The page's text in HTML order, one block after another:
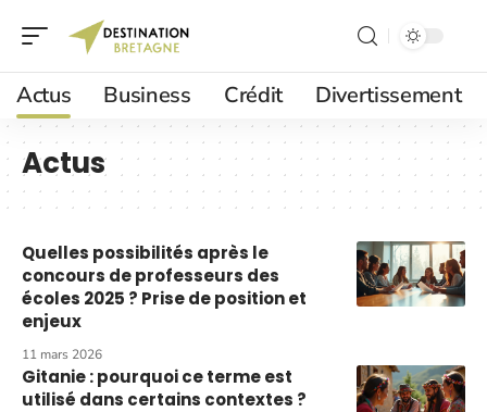
Actus Business Crédit Divertissement
Actus
Quelles possibilités après le
concours de professeurs des
écoles 2025 ? Prise de position et
enjeux
11 mars 2026
Gitanie : pourquoi ce terme est
utilisé dans certains contextes ?